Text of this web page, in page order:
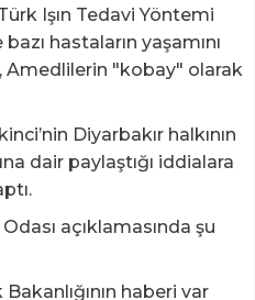
Işın Tedavi Yöntemi
hastaların yaşamını
Amedlilerin "kobay" olarak
Diyarbakır halkının
dair paylaştığı iddialara
açıklamasında şu
haberi var